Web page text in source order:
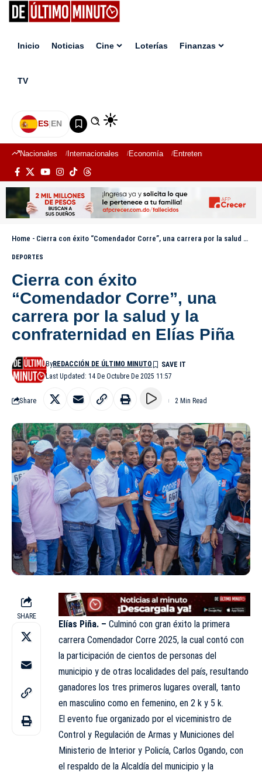
Inicio Noticias Cine Loterías Finanzas
TV
ES|EN
Nacionales Internacionales Economía Entretenimiento
Home - Cierra con éxito “Comendador Corre”, una carrera por la salud y la confraternidad en Elías Piña
DEPORTES
Cierra con éxito
“Comendador Corre”, una
carrera por la salud y la
confraternidad en Elías Piña
Last Updated: 14 De Octubre De 2025 11:57
ByREDACCIÓN DE ÚLTIMO MINUTO
Share 2 Min Read
SHARE
Elías Piña. – Culminó con gran éxito la primera
carrera Comendador Corre 2025, la cual contó con
la participación de cientos de personas del
municipio y de otras localidades del país, resultando
ganadores los tres primeros lugares overall, tanto
en masculino como en femenino, en 2 k y 5 k.
El evento fue organizado por el viceministro de
Control y Regulación de Armas y Municiones del
Ministerio de Interior y Policía, Carlos Ogando, con
el respaldo de la Alcaldía del municipio y la